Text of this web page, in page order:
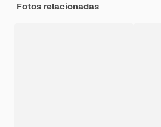
Fotos relacionadas